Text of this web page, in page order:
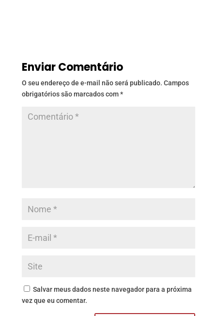
Enviar Comentário
O seu endereço de e-mail não será publicado. Campos
obrigatórios são marcados com*
Salvar meus dados neste navegador para a próxima
vez que eu comentar.